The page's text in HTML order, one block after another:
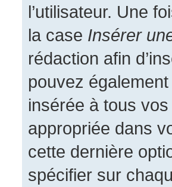
l’utilisateur. Une
la case Insérer
rédaction afin
pouvez
insérée à tous
appropriée dans
cette dernière
spécifier sur